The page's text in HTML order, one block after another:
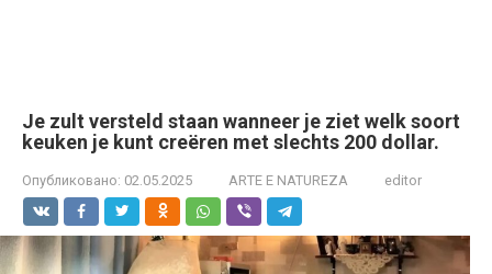
Je zult versteld staan wanneer je ziet welk soort
keuken je kunt creëren met slechts 200 dollar.
Опубликовано: 02.05.2025 ARTE E NATUREZA editor